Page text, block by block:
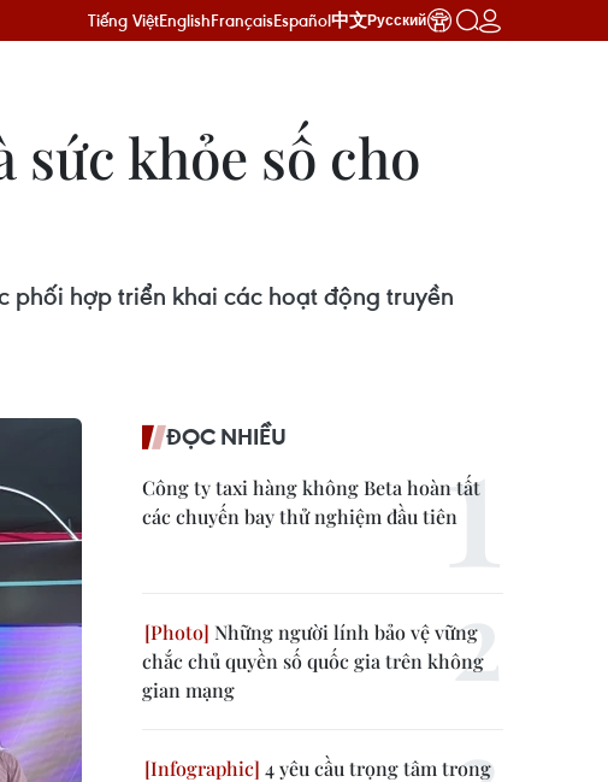
Tiếng ViệtEnglishFrançaisEspañol中文Русский
khỏe số cho
phối hợp triển khai các hoạt động truyền
ĐỌC NHIỀU
Công ty taxi hàng không Beta hoàn tất
các chuyến bay thử nghiệm đầu tiên
Những người lính bảo vệ vững
chắc chủ quyền số quốc gia trên không
gian mạng
4 yêu cầu trọng tâm trong